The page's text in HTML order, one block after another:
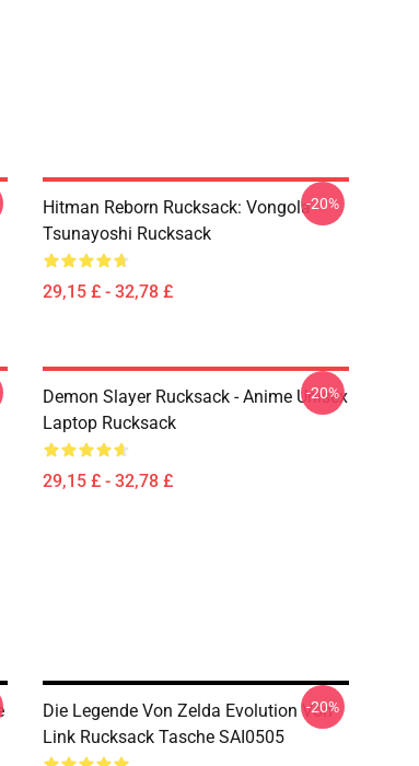
Hitman Reborn Rucksack: Vongola
Tsunayoshi Rucksack
29,15 £ - 32,78 £
-20%
Demon Slayer Rucksack - Anime Unisex
Laptop Rucksack
29,15 £ - 32,78 £
-20%
Die Legende Von Zelda Evolution Von
Link Rucksack Tasche SAI0505
-20%